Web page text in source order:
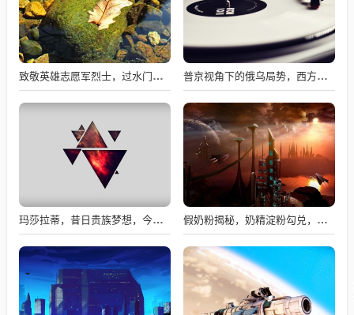
致敬英雄志愿军烈士，过水门仪式展现最高礼遇 普京视角下的俄乌局势，西方间接介入的深度博弈与博弈解析
玛莎拉蒂，昔日贵族梦想，今日价格亲民触手可及 假奶粉揭秘，奶精淀粉勾兑，流向何处？